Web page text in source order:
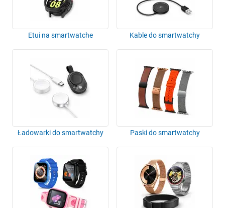
Etui na smartwatche Kable do smartwatchy
Ładowarki do smartwatchy Paski do smartwatchy